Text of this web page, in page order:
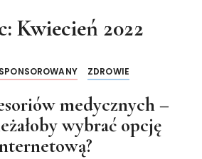
Kwiecień 2022
ZDROWIE
medycznych –
wybrać opcję